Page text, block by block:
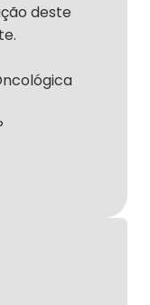
deste